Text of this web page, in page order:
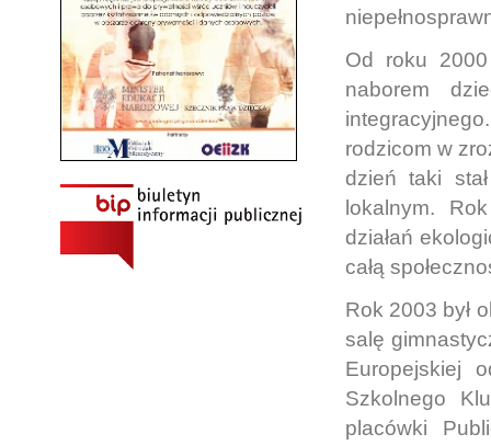
Od roku
naborem
rodzicom w
dzień taki
lokalnym.
działań
całą
Rok 2003 był
salę
Europejskiej
Szkolnego
placówki